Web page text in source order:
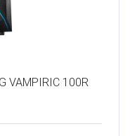
VAMPIRIC 100R